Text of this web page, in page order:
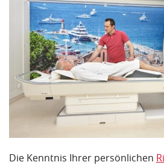
Die Kenntnis Ihrer persönlichen